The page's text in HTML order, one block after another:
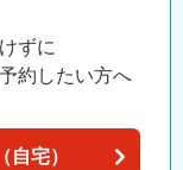
ずに
約したい方へ
宅）